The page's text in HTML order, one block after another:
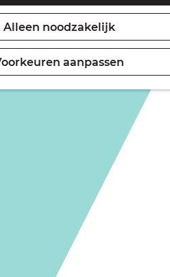
Alleen noodzakelijk
aanpassen